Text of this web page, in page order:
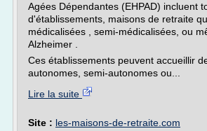
Agées Dépendantes (EHPAD) incluent
d'établissements, maisons de retraite
médicalisées , semi-médicalisées, ou
Alzheimer .
Ces établissements peuvent accueillir
autonomes, semi-autonomes ou...
Lire la suite
Site : les-maisons-de-retraite.com